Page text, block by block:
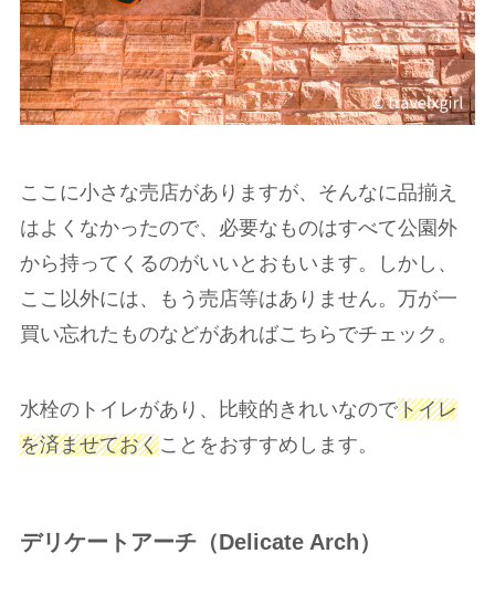
ここに小さな売店がありますが、そんなに品揃え
はよくなかったので、必要なものはすべて公園外
から持ってくるのがいいとおもいます。しかし、
ここ以外には、もう売店等はありません。万が一
買い忘れたものなどがあればこちらでチェック。
水栓のトイレがあり、比較的きれいなのでトイレ
を済ませておくことをおすすめします。
デリケートアーチ（Delicate Arch）